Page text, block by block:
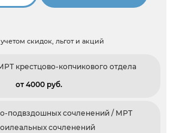
скидок, льгот и акций
крестцово-копчикового отдела
от 4000 pуб.
подвздошных сочленений / МРТ
сочленений